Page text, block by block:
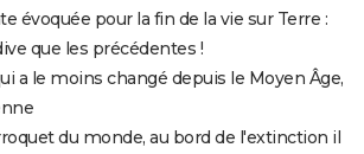
évoquée pour la fin de la vie sur Terre :
que les précédentes !
a le moins changé depuis le Moyen Âge,
du monde, au bord de l'extinction il